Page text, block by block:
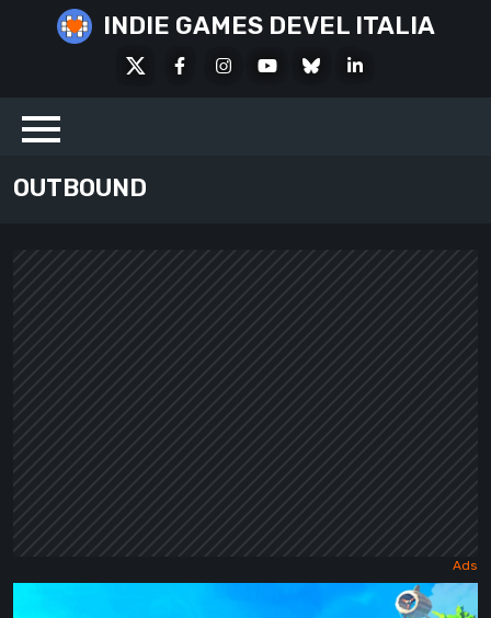
INDIE GAMES DEVEL ITALIA
FacebookInstagramYoutubeBlueskyLinkedIn
OUTBOUND